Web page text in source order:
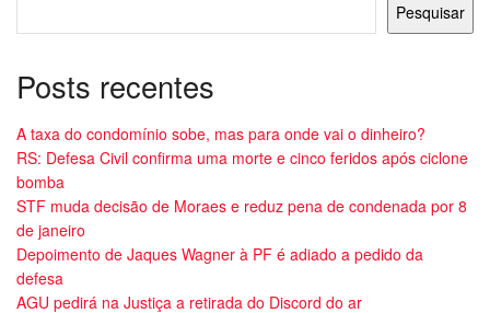
Pesquisar
Posts recentes
A taxa do condomínio sobe, mas para onde vai o dinheiro?
RS: Defesa Civil confirma uma morte e cinco feridos após ciclone
bomba
STF muda decisão de Moraes e reduz pena de condenada por 8
de janeiro
Depoimento de Jaques Wagner à PF é adiado a pedido da
defesa
AGU pedirá na Justiça a retirada do Discord do ar